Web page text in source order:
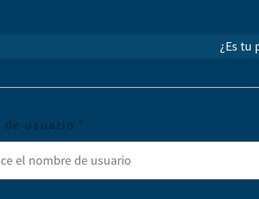
¿Es tu
de usuario *